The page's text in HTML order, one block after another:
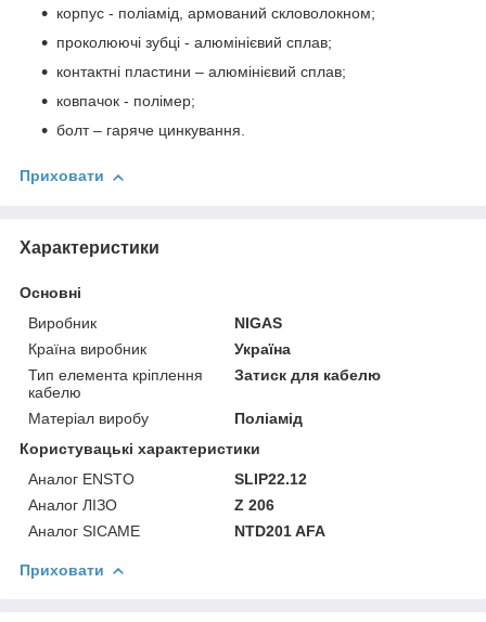
корпус - поліамід, армований скловолокном;
проколюючі зубці - алюмінієвий сплав;
контактні пластини – алюмінієвий сплав;
ковпачок - полімер;
болт – гаряче цинкування.
Приховати
Характеристики
Основні
Виробник
NIGAS
Країна виробник
Україна
Тип елемента кріплення
кабелю
Затиск для кабелю
Матеріал виробу
Поліамід
Користувацькi характеристики
Аналог ENSTO
SLIP22.12
Аналог ЛІЗО
Z 206
Аналог SICAME
NTD201 AFA
Приховати